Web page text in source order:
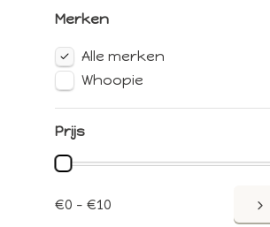
Merken
Alle merken
Whoopie
Prijs
€0 - €10